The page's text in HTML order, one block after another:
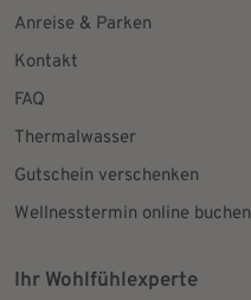
Anreise & Parken
Kontakt
FAQ
Thermalwasser
Gutschein verschenken
Wellnesstermin online buchen
Ihr Wohlfühlexperte